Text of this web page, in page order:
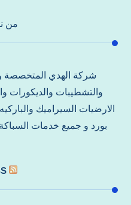
من
شركة الهدي المتخصصة
والتشطيبات والديكورات
الارضيات السيراميك
بورد و جميع خدمات